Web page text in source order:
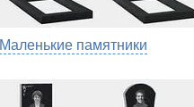
Маленькие памятники